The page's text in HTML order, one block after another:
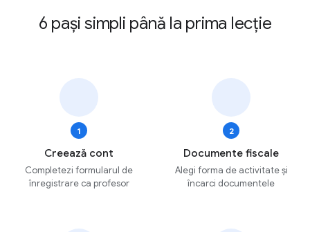
6 pași simpli până la prima lecție
1
Creează cont
Completezi formularul de
înregistrare ca profesor
2
Documente fiscale
Alegi forma de activitate și
încarci documentele